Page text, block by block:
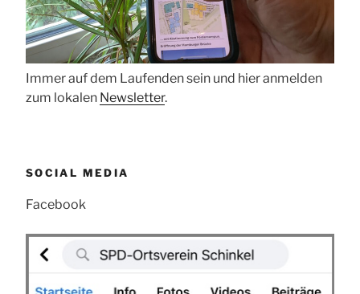
Immer auf dem Laufenden sein und hier anmelden
zum lokalen Newsletter.
SOCIAL MEDIA
Facebook